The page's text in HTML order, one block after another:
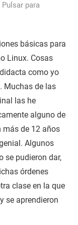
para
básicas para
Linux. Cosas
como yo
Muchas de las
las he
alguno de
más de 12 años
Algunos
se pudieron dar,
órdenes
clase en la que
se aprendieron